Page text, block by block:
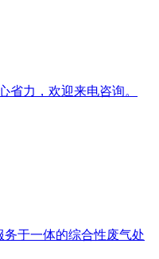
省力，欢迎来电咨询。
务于一体的综合性废气处